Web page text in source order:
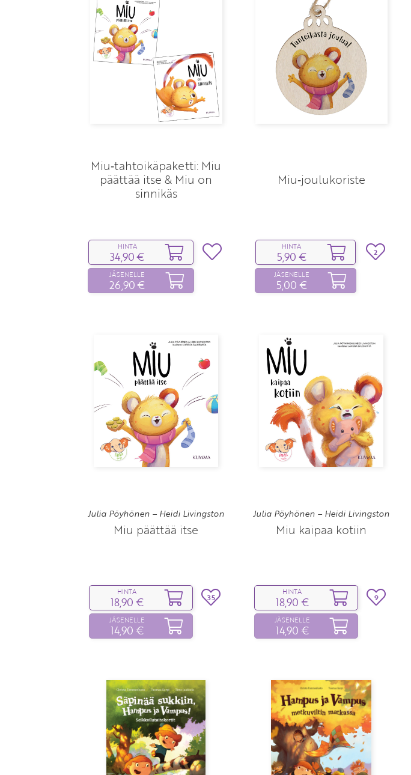
Miu‑tahtoikäpaketti: Miu
päättää itse & Miu on
sinnikäs
HINTA
34,90 €
JÄSENELLE
26,90 €
Miu‑joulukoriste
HINTA
5,90 €
JÄSENELLE
5,00 €
2
Julia Pöyhönen – Heidi Livingston
Miu päättää itse
HINTA
18,90 €
JÄSENELLE
14,90 €
35
Julia Pöyhönen – Heidi Livingston
Miu kaipaa kotiin
HINTA
18,90 €
JÄSENELLE
14,90 €
9